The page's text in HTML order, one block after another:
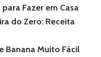
Fazer em Casa
do Zero: Receita
Banana Muito Fácil